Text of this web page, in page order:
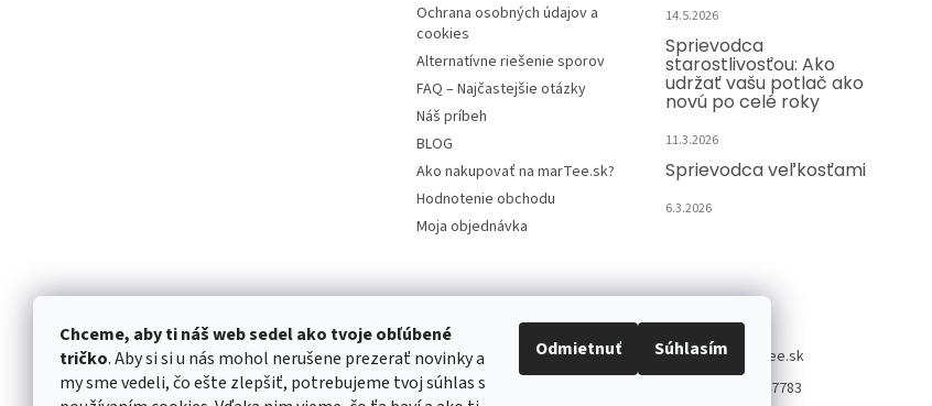
Chceme, aby ti náš web sedel ako tvoje obľúbené
tričko. Aby si si u nás mohol nerušene prezerať novinky a
my sme vedeli, čo ešte zlepšiť, potrebujeme tvoj súhlas s
Odmietnuť Súhlasím
Ochrana osobných údajov a
cookies
Alternatívne riešenie sporov
FAQ – Najčastejšie otázky
Náš príbeh
BLOG
Ako nakupovať na marTee.sk?
Hodnotenie obchodu
Moja objednávka
14.5.2026
Sprievodca
starostlivosťou: Ako
udržať vašu potlač ako
novú po celé roky
11.3.2026
Sprievodca veľkosťami
6.3.2026
info@
martee.sk
+421 907947783